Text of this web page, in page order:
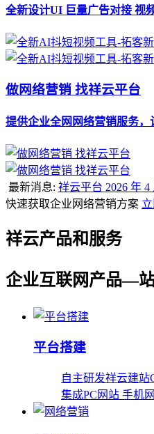
全新设计UI 巨量广告对接 视
做网络营销 找祥云平台
提供企业全网网络营销服务，
最新消息: 祥云平台 2026 年
快速获取企业网络营销方案
祥云产品和服务
企业互联网产品—
平台搭建
自主研发祥云建站
集成PC网站 手机